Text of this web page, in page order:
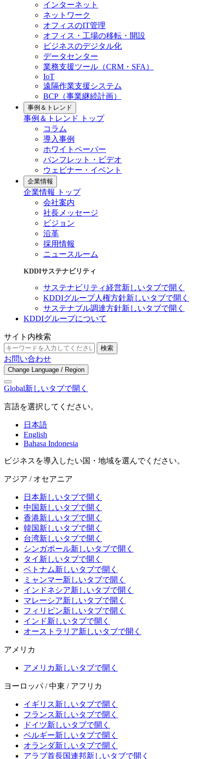
インターネット
ネットワーク
オフィスのIT管理
オフィス・工場の移転・開設
ビジネスのデジタル化
データセンター
業務支援ツール（CRM・SFA）
IoT
遠隔作業支援システム
BCP（事業継続計画）
事例＆トレンド
事例＆トレンド トップ
コラム
導入事例
ホワイトペーパー
パンフレット・ビデオ
ウェビナー・イベント
企業情報
企業情報 トップ
会社案内
社長メッセージ
ビジョン
沿革
採用情報
ニュースルーム
KDDIサステナビリティ
サステナビリティ経営新しいタブで開く
KDDIグループ人権方針新しいタブで開く
サステナブル調達方針新しいタブで開く
KDDIグループについて
サイト内検索
検索
お問い合わせ
Change Language / Region
Global新しいタブで開く
言語を選択してください。
日本語
English
Bahasa Indonesia
ビジネスを導入したい国・地域を選んでください。
アジア / オセアニア
日本新しいタブで開く
中国新しいタブで開く
香港新しいタブで開く
韓国新しいタブで開く
台湾新しいタブで開く
シンガポール新しいタブで開く
タイ 新しいタブで開く
ベトナム新しいタブで開く
ミャンマー新しいタブで開く
インドネシア新しいタブで開く
マレーシア新しいタブで開く
フィリピン新しいタブで開く
インド新しいタブで開く
オーストラリア新しいタブで開く
アメリカ
アメリカ新しいタブで開く
ヨーロッパ / 中東 / アフリカ
イギリス新しいタブで開く
フランス新しいタブで開く
ドイツ新しいタブで開く
ベルギー新しいタブで開く
オランダ新しいタブで開く
アラブ首長国連邦新しいタブで開く